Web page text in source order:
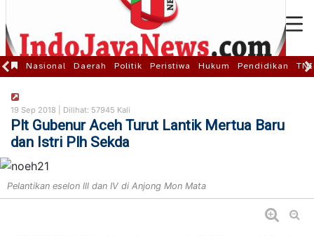
Nasional Daerah Politik Peristiwa Hukum Pendidikan
19 Sep 2018 | Dilihat: 57945 Kali
Plt Gubenur Aceh Turut Lantik Mertua Baru
dan Istri Plh Sekda
Pelantikan eselon lll dan IV di Anjong Mon Mata